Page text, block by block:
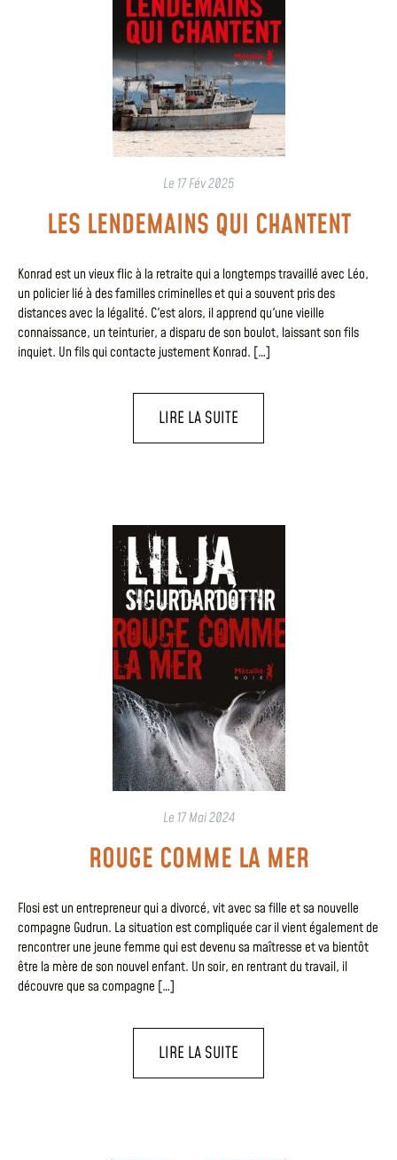
Le 17 Fév 2025
LES LENDEMAINS QUI CHANTENT
Konrad est un vieux flic à la retraite qui a longtemps travaillé avec Léo,
un policier lié à des familles criminelles et qui a souvent pris des
distances avec la légalité. C'est alors, il apprend qu'une vieille
connaissance, un teinturier, a disparu de son boulot, laissant son fils
inquiet. Un fils qui contacte justement Konrad. […]
LIRE LA SUITE
Le 17 Mai 2024
ROUGE COMME LA MER
Flosi est un entrepreneur qui a divorcé, vit avec sa fille et sa nouvelle
compagne Gudrun. La situation est compliquée car il vient également de
rencontrer une jeune femme qui est devenu sa maîtresse et va bientôt
être la mère de son nouvel enfant. Un soir, en rentrant du travail, il
découvre que sa compagne […]
LIRE LA SUITE